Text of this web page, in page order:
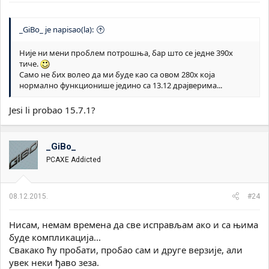
_GiBo_ je napisao(la):
Није ни мени проблем потрошња, бар што се једне 390х
тиче.
Само не бих волео да ми буде као са овом 280х која
нормално функционише једино са 13.12 драјверима...
Jesi li probao 15.7.1?
_GiBo_
PCAXE Addicted
08.12.2015. #24
Нисам, немам времена да све исправљам ако и са њима
буде компликација...
Свакако ћу пробати, пробао сам и друге верзије, али
увек неки ђаво зеза.